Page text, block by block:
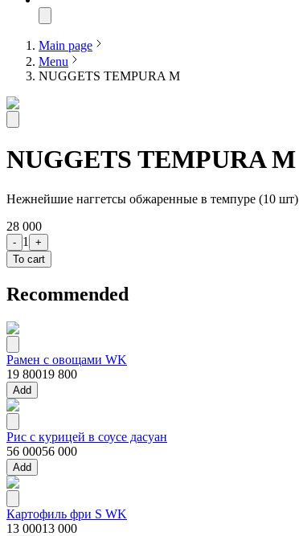
Main page
Menu
NUGGETS TEMPURA M
NUGGETS TEMPURA M
Нежнейшие наггетсы обжаренные в темпуре (10 шт)
28 000
- 1
+
To cart
Recommended
Рамен с овощами WK
19 80019 800
Add
Рис с курицей в соусе дасуан
56 00056 000
Add
Картофиль фри S WK
13 00013 000